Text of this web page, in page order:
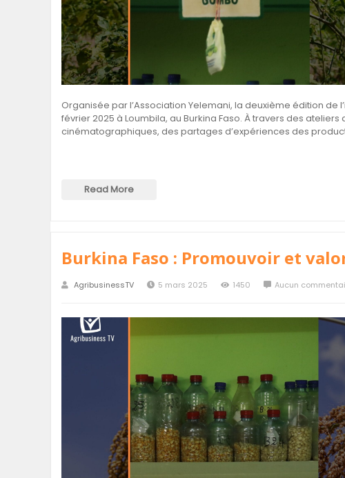
Organisée par l’Association Yelemani, la deuxième édition de
février 2025 à Loumbila, au Burkina Faso. À travers des
cinématographiques, des partages d’expériences des
Read More
Burkina Faso : Promouvoir et
AgribusinessTV 5 mars 2025 1450 Aucun